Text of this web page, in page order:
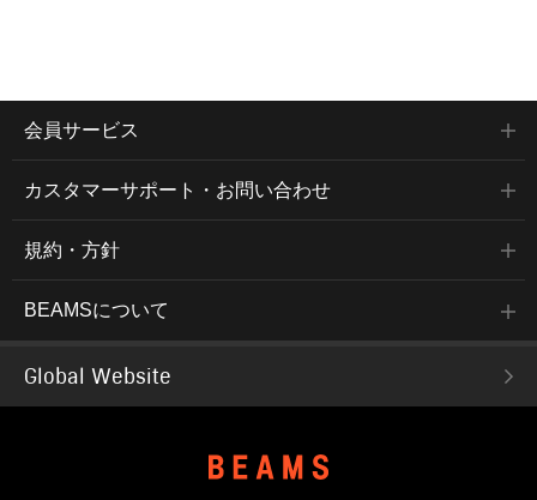
会員サービス
カスタマーサポート・お問い合わせ
規約・方針
BEAMSについて
Global Website